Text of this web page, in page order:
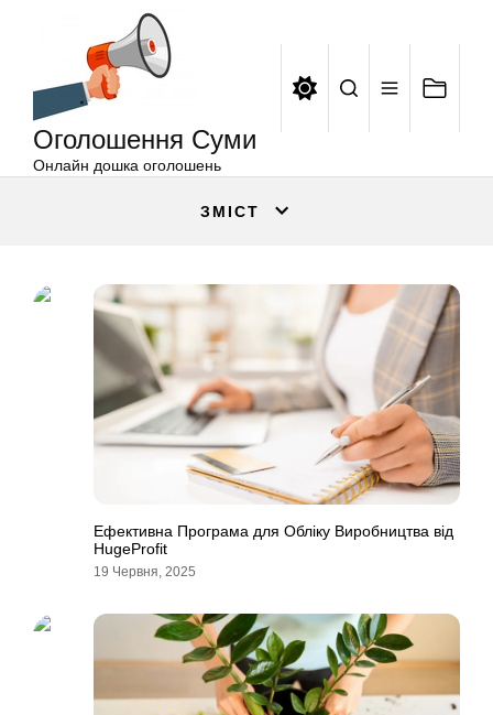
Оголошення Суми
Онлайн дошка оголошень
ЗМІСТ
Ефективна Програма для Обліку Виробництва від
HugeProfit
19 Червня, 2025